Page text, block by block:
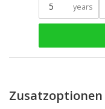
years
Zusatzoptionen